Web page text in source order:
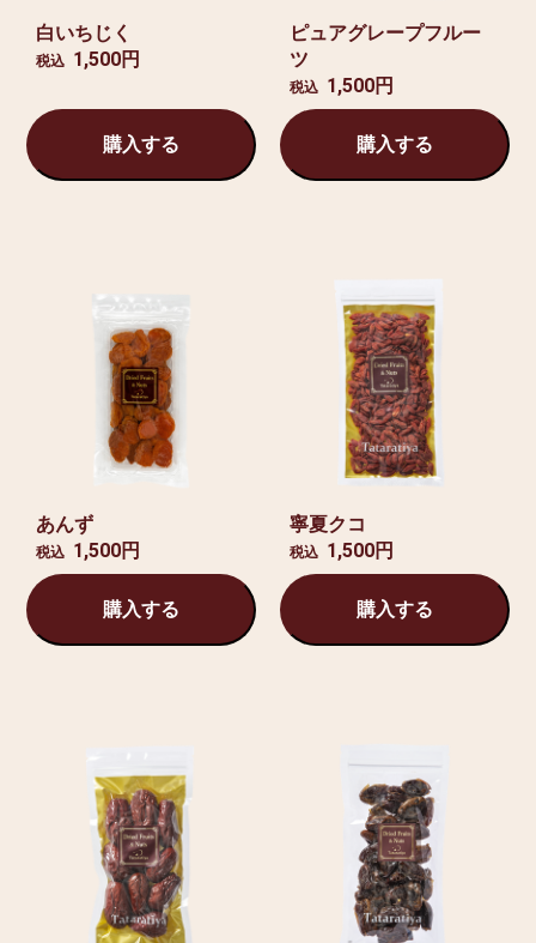
白いちじく
税込 1,500円
購入する
ピュアグレープフルー
ツ
税込 1,500円
購入する
あんず
税込 1,500円
購入する
寧夏クコ
税込 1,500円
購入する